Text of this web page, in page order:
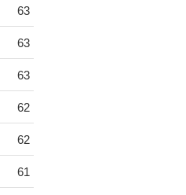
63
63
63
62
62
61